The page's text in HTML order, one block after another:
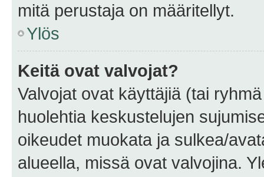
mitä perustaja on määritellyt.
Ylös
Keitä ovat valvojat?
Valvojat ovat käyttäjiä (tai
huolehtia keskustelujen
oikeudet muokata ja sulkea/
alueella, missä ovat valvojina.